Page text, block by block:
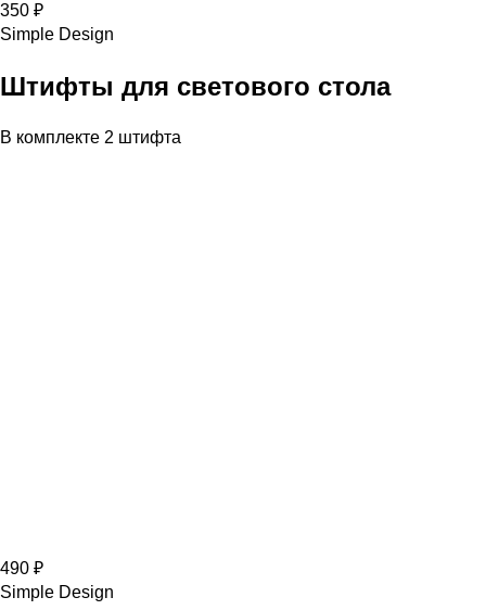
350 ₽
Simple Design
Штифты для светового стола
В комплекте 2 штифта
490 ₽
Simple Design